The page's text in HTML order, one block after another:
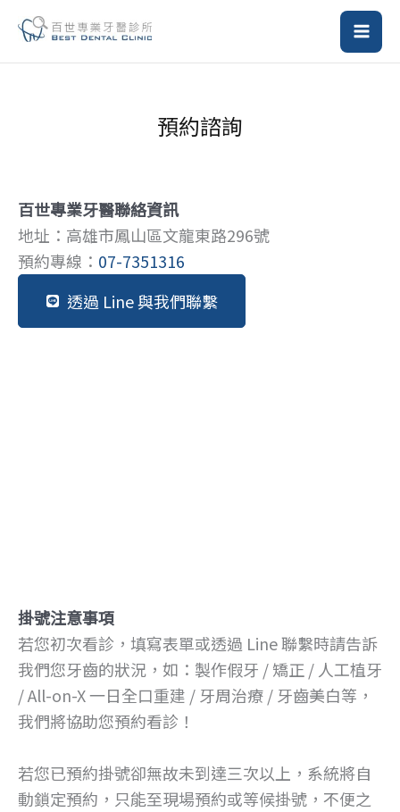
主
預約諮詢
百世專業牙醫聯絡資訊
地址：高雄市鳳山區文龍東路296號
預約專線： 07-7351316
透過 Line 與我們聯繫
掛號注意事項
若您初次看診，填寫表單或透過 Line 聯繫時請告訴
我們您牙齒的狀況，如：製作假牙 / 矯正 / 人工植牙
/ All-on-X 一日全口重建 / 牙周治療 / 牙齒美白等，
我們將協助您預約看診！
若您已預約掛號卻無故未到達三次以上，系統將自
動鎖定預約，只能至現場預約或等候掛號，不便之